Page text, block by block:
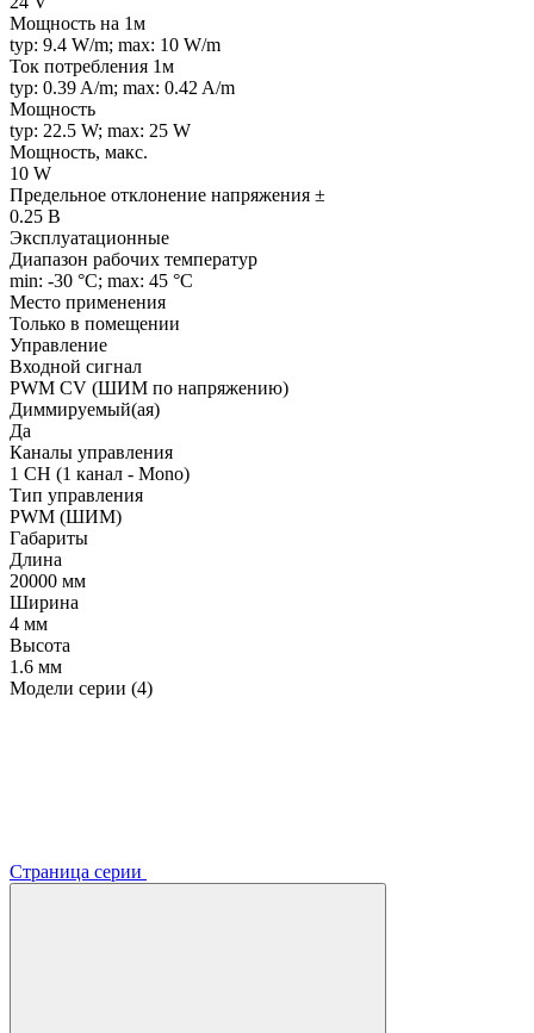
Мощность на 1м
typ: 9.4 W/m; max: 10 W/m
Ток потребления 1м
typ: 0.39 A/m; max: 0.42 A/m
Мощность
typ: 22.5 W; max: 25 W
Мощность, макс.
10 W
Предельное отклонение напряжения ±
0.25 В
Эксплуатационные
Диапазон рабочих температур
min: -30 °C; max: 45 °C
Место применения
Только в помещении
Управление
Входной сигнал
PWM СV (ШИМ по напряжению)
Диммируемый(ая)
Да
Каналы управления
1 CH (1 канал - Mono)
Тип управления
PWM (ШИМ)
Габариты
Длина
20000 мм
Ширина
4 мм
Высота
1.6 мм
Модели серии (4)
Страница серии